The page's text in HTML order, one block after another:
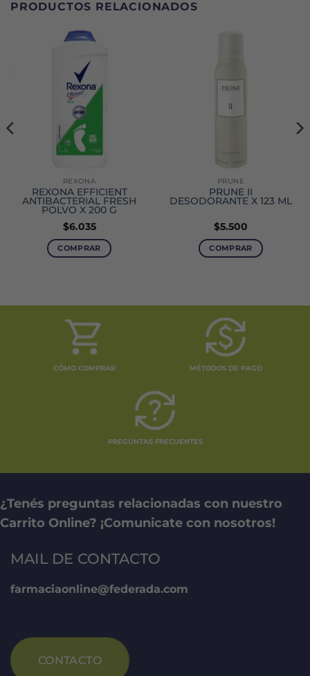
PRODUCTOS RELACIONADOS
REXONA
REXONA EFFICIENT
ANTIBACTERIAL FRESH
POLVO X 200 G
$6.035
COMPRAR
PRUNE
PRUNE II
DESODORANTE X 123 ML
$5.500
COMPRAR
CÓMO COMPRAR MÉTODOS DE PAGO
PREGUNTAS FRECUENTES
¿Tenés preguntas relacionadas con nuestro
Carrito Online? ¡Comunicate con nosotros!
MAIL DE CONTACTO
farmaciaonline@federada.com
CONTACTO